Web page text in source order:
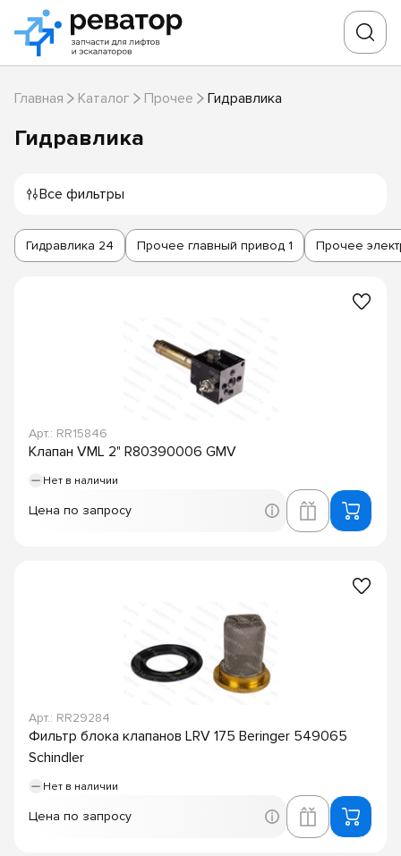
Главная Каталог Прочее Гидравлика
Гидравлика
Все фильтры
Гидравлика 24 Прочее главный привод 1 Прочее
Арт.: RR15846
Клапан VML 2" R80390006 GMV
Нет в наличии
Цена по запросу
Арт.: RR29284
Фильтр блока клапанов LRV 175 Beringer 549065
Schindler
Нет в наличии
Цена по запросу